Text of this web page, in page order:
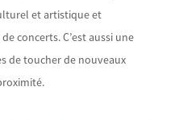
et artistique et
concerts. C’est aussi une
de toucher de nouveaux